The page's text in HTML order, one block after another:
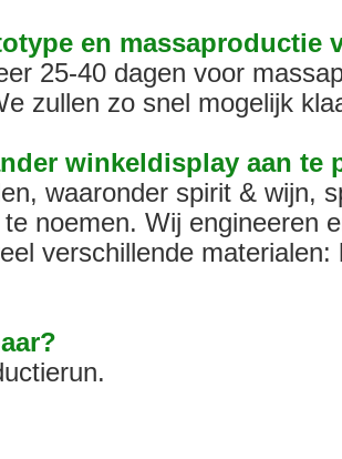
en massaproductie
25-40 dagen voor
zullen zo snel mogelijk
winkeldisplay aan te
waaronder spirit & wijn,
noemen. Wij engineeren
verschillende